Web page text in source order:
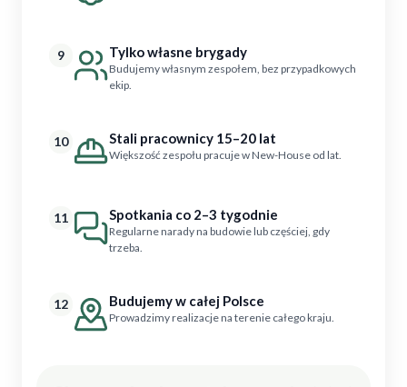
9 Tylko własne brygady
Budujemy własnym zespołem, bez przypadkowych
ekip.
10 Stali pracownicy 15–20 lat
Większość zespołu pracuje w New-House od lat.
11 Spotkania co 2–3 tygodnie
Regularne narady na budowie lub częściej, gdy
trzeba.
12 Budujemy w całej Polsce
Prowadzimy realizacje na terenie całego kraju.